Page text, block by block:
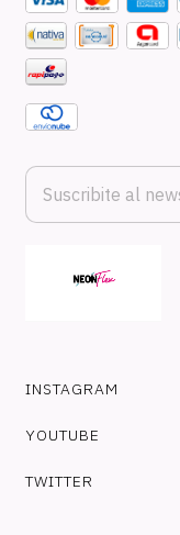
INSTAGRAM
YOUTUBE
TWITTER